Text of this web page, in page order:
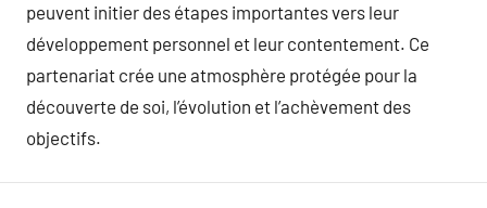
peuvent initier des étapes importantes vers leur
développement personnel et leur contentement. Ce
partenariat crée une atmosphère protégée pour la
découverte de soi, l’évolution et l’achèvement des
objectifs.